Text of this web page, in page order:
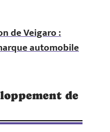
de Veigaro :
automobile
de